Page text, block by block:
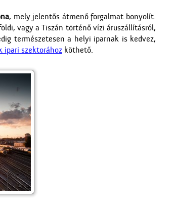
, mely jelentős átmenő forgalmat bonyolít.
vagy a Tiszán történő vízi áruszállításról,
természetesen a helyi iparnak is kedvez,
ipari szektorához köthető.